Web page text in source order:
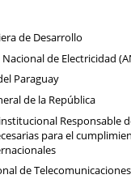
de Desarrollo
de Electricidad
Paraguay
de la República
Responsable
para el
de Telecomunicaciones